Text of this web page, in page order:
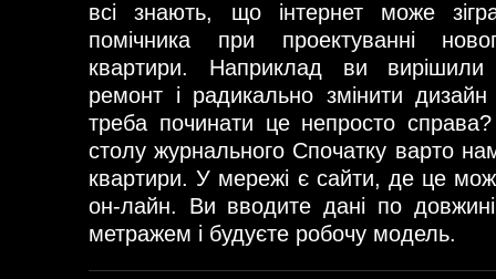
всі знають, що інтернет може
помічника при проектуванні
квартири. Наприклад ви вирішили
ремонт і радикально змінити
треба починати це непросто справа?
столу журнального Спочатку варто
квартири. У мережі є сайти, де це
он-лайн. Ви вводите дані по
метражем і будуєте робочу модель.